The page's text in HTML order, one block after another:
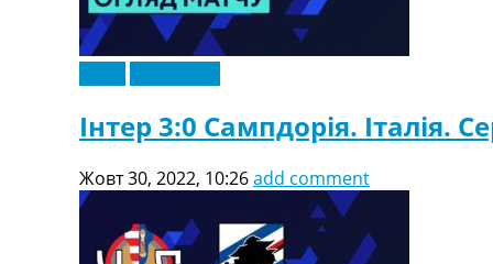
Інтер 3:0 Сампдорія. Італія.
Жовт 30, 2022, 10:26add comment